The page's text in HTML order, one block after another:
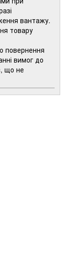
вантажу.
товару
повернення
вимог до
що не